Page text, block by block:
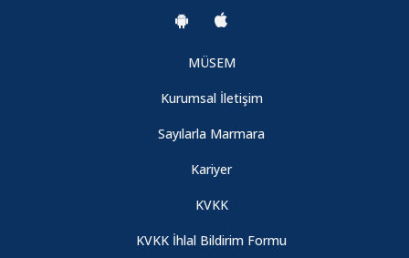
MÜSEM
Kurumsal İletişim
Sayılarla Marmara
Kariyer
KVKK
KVKK İhlal Bildirim Formu